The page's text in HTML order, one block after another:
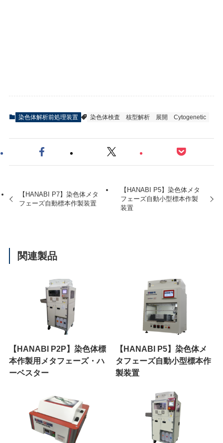
染色体解析前処理装置 染色体検査 核型解析 展開 Cytogenetic
【HANABI P7】染色体メタ
フェーズ自動標本作製装置
【HANABI P5】染色体メタ
フェーズ自動小型標本作製
装置
関連製品
【HANABI P2P】染色体標
本作製用メタフェーズ・ハ
ーベスター
【HANABI P5】染色体メ
タフェーズ自動小型標本作
製装置